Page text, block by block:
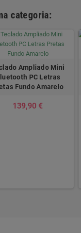
categoria:
Ampliado Mini
PC Letras
Fundo Amarelo
139,90 €